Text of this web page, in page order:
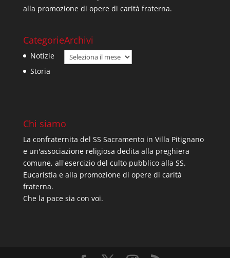
alla promozione di opere di carità fraterna.
Categorie
Notizie
Storia
Archivi
Archivi
Chi siamo
La confraternita del SS Sacramento in Villa Pitignano
e un'associazione religiosa dedita alla preghiera
comune, all'esercizio del culto pubblico alla SS.
Eucaristia e alla promozione di opere di carità
fraterna.
Che la pace sia con voi.